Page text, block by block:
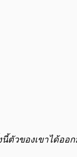
ตัวของเขาได้ออ